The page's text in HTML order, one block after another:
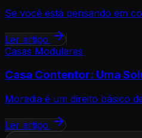
Se você está pensando em
Ler artigo
Casas Modulares
Casa Contentor: Uma
Moradia é um direito básico
Ler artigo